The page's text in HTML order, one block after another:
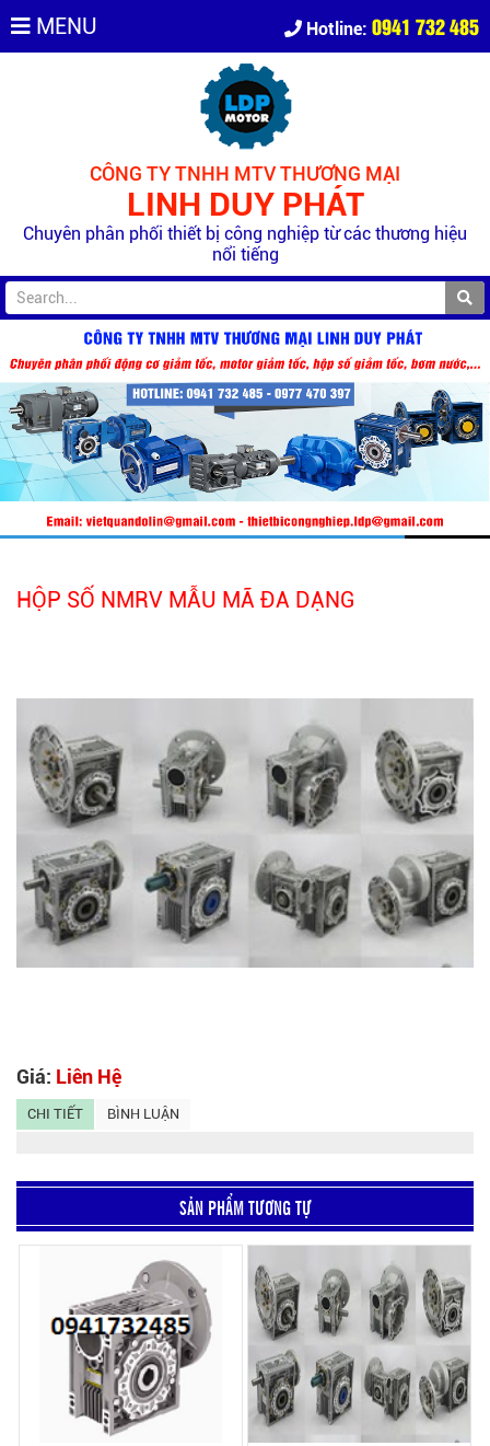
MENU Hotline: 0941 732 485
CÔNG TY TNHH MTV THƯƠNG MẠI
LINH DUY PHÁT
Chuyên phân phối thiết bị công nghiệp từ các thương hiệu
nổi tiếng
HỘP SỐ NMRV MẪU MÃ ĐA DẠNG
Giá: Liên Hệ
CHI TIẾT BÌNH LUẬN
SẢN PHẨM TƯƠNG TỰ